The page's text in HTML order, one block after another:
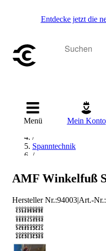
Entdecke jetzt die
Menü Mein Konto
Startseite
/
/
Spanntechnik
/
/
AMF Aufspanntechnik
AMF Winkelfuß
Hersteller Nr.:94003|Art.-Nr.: